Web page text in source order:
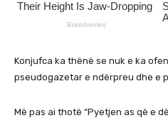
Konjufca ka thënë se nuk e ka
pseudogazetar e ndërpreu dhe e
Më pas ai thotë “Pyetjen as që e